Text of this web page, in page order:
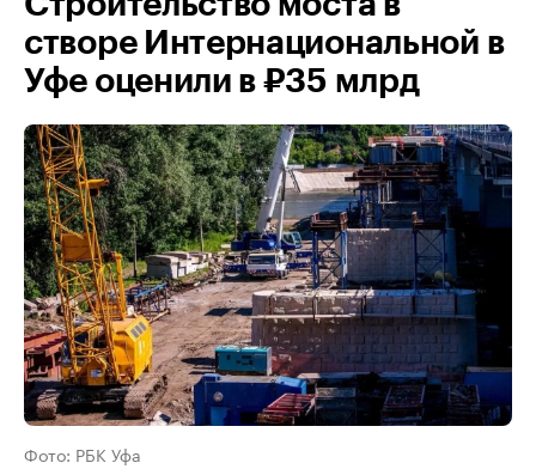
створе Интернациональной в
Уфе оценили в ₽35 млрд
Фото: РБК Уфа